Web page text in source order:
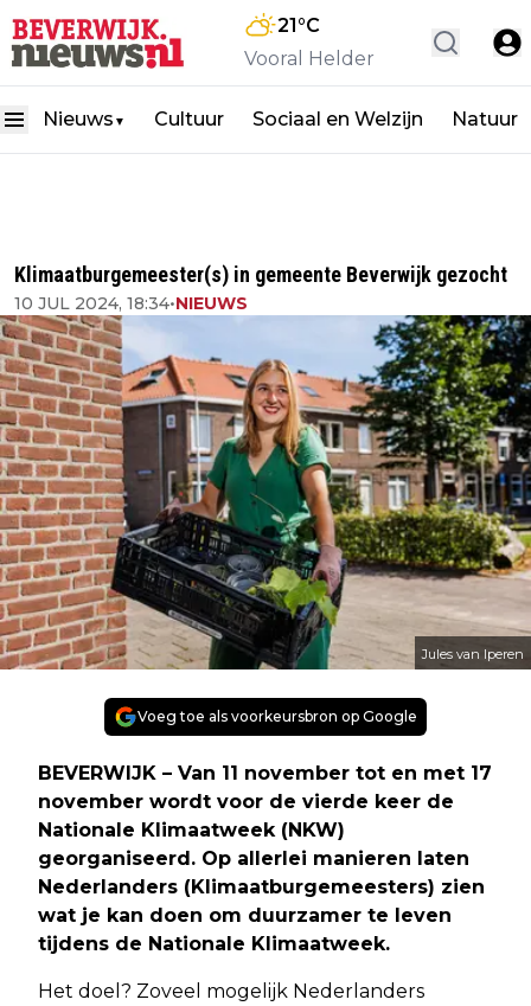
21°C
Vooral Helder
Nieuws ▼ Cultuur Sociaal en Welzijn Natuur
Klimaatburgemeester(s) in gemeente Beverwijk gezocht
10 JUL 2024, 18:34•NIEUWS
Jules van Iperen
Voeg toe als voorkeursbron op Google
BEVERWIJK – Van 11 november tot en met 17
november wordt voor de vierde keer de
Nationale Klimaatweek (NKW)
georganiseerd. Op allerlei manieren laten
Nederlanders (Klimaatburgemeesters) zien
wat je kan doen om duurzamer te leven
tijdens de Nationale Klimaatweek.
Het doel? Zoveel mogelijk Nederlanders